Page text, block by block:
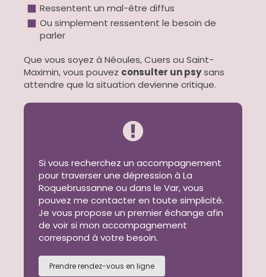
Ressentent un mal-être diffus
Ou simplement ressentent le besoin de
parler
Que vous soyez à Néoules, Cuers ou Saint-
Maximin, vous pouvez consulter un psysans
attendre que la situation devienne critique.
Si vous recherchez un accompagnement
pour traverser une dépression à La
Roquebrussanne ou dans le Var, vous
pouvez me contacter en toute simplicité.
Je vous propose un premier échange afin
de voir si mon accompagnement
correspond à votre besoin.
Prendre rendez-vous en ligne